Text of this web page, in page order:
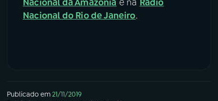
Nacional da Amazônia e na Rádio
Nacional do Rio de Janeiro.
Publicado em21/11/2019